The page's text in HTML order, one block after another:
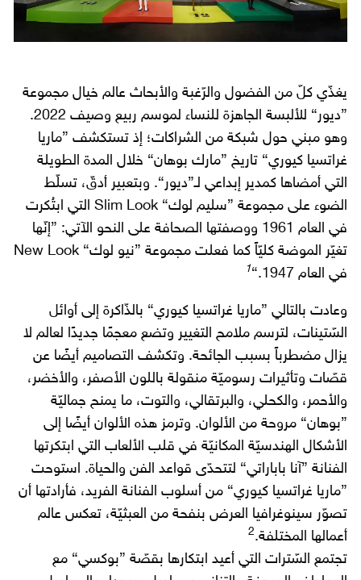
يغذّي كلّ من الفضول والرّغبة والأبحاث عالم خيال مجموعة
”ديور“ للألبسة الجاهزة للنساء لموسم ربيع وصيف 2022.
وهو مبني حول شبكة من الشراكات؛ إذ تستكشف ”ماريا
غراتسيا كيوري“ تاريخ ”مارك بوهان“ خلال المدة الطويلة
التي أمضاها كمدير إبداعي لـ”ديور“. وبتعبير أدقّ، تسلّط
الضوء على مجموعة ”سليم لوك“ Slim Look التي ابتُكرت
في العام 1961 ووصفتها الصحافة على النحو الآتي: ”إنّها
تغيّر الموضة كليّاً كما فعلت مجموعة ”نيو لوك“ New Look
في العام 1947.“
1
وعادت بالتالي ”ماريا غراتسيا كيوري“ بالذّاكرة إلى أوائل
السّتينات، لترسم ملامح التغيير وتضع معجمًا جديدًا لعالم لا
يزال مضطرباً بسبب الجائحة. وتكشف التصاميم أيضًا عن
قصّات وتأثيرات رسوميّة منقولة باللون الأصفر، والأخضر،
والأحمر، والكحلي، والبرتقالي، والتوت، ما يمنح جماليّة
”بوهان“ مروحة من الألوان. وترمز هذه الألوان أيضًا إلى
الأشكال الهندسيّة المكانيّة في قلب الألعاب التي ابتكرتها
الفنانة ”آنا باباراتي“ لتتحدّى قواعد الفن والحياة. استوحت
”ماريا غراتسيا كيوري“ من أسلوب الفنانة الفريد، فأرادتها أن
تصوّر سينوغرافيا العرض بنفحة من العبثيّة، تعكس عالم
أعمالها المختلفة.2
تجتمع السّترات التي أعيد ابتكارها بقصّة ”بوكسي“ مع